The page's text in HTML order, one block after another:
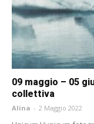
09 maggio – 05
collettiva
Alina - 2 Maggio 2022